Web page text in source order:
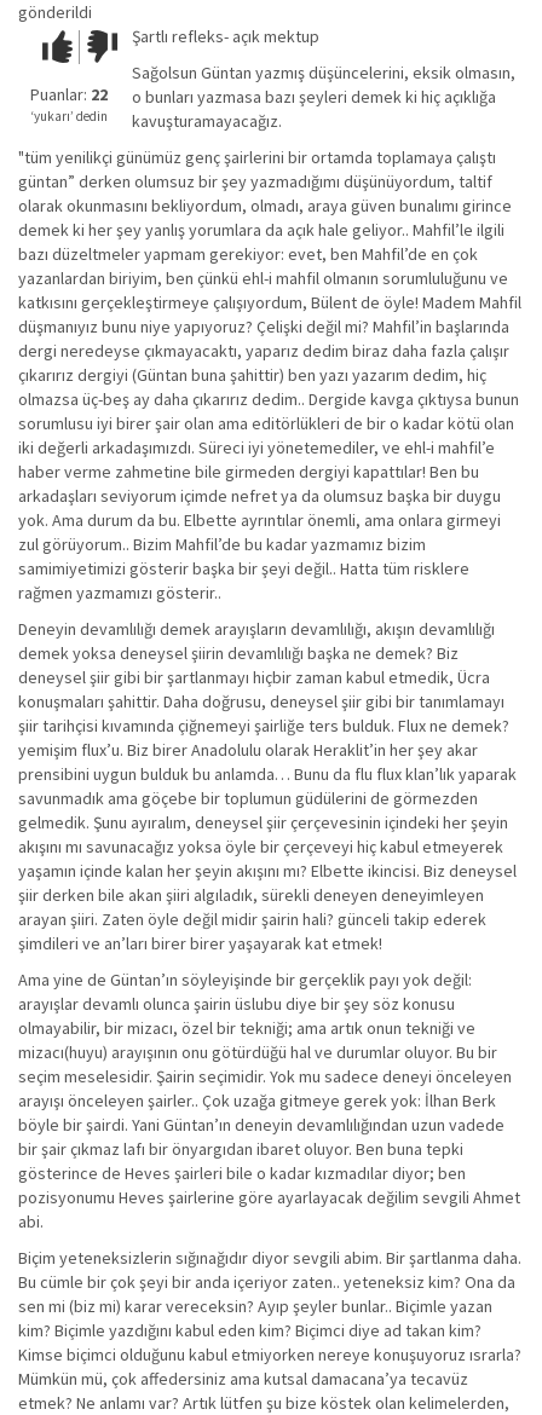
gönderildi
Çok iyi!O
kadar
iyi
değil!
Puanlar: 22
‘yukarı’ dedin
Şartlı refleks- açık mektup
Sağolsun Güntan yazmış düşüncelerini, eksik olmasın,
o bunları yazmasa bazı şeyleri demek ki hiç açıklığa
kavuşturamayacağız.
"tüm yenilikçi günümüz genç şairlerini bir ortamda toplamaya çalıştı
güntan” derken olumsuz bir şey yazmadığımı düşünüyordum, taltif
olarak okunmasını bekliyordum, olmadı, araya güven bunalımı girince
demek ki her şey yanlış yorumlara da açık hale geliyor.. Mahfil’le ilgili
bazı düzeltmeler yapmam gerekiyor: evet, ben Mahfil’de en çok
yazanlardan biriyim, ben çünkü ehl-i mahfil olmanın sorumluluğunu ve
katkısını gerçekleştirmeye çalışıyordum, Bülent de öyle! Madem Mahfil
düşmanıyız bunu niye yapıyoruz? Çelişki değil mi? Mahfil’in başlarında
dergi neredeyse çıkmayacaktı, yaparız dedim biraz daha fazla çalışır
çıkarırız dergiyi (Güntan buna şahittir) ben yazı yazarım dedim, hiç
olmazsa üç-beş ay daha çıkarırız dedim.. Dergide kavga çıktıysa bunun
sorumlusu iyi birer şair olan ama editörlükleri de bir o kadar kötü olan
iki değerli arkadaşımızdı. Süreci iyi yönetemediler, ve ehl-i mahfil’e
haber verme zahmetine bile girmeden dergiyi kapattılar! Ben bu
arkadaşları seviyorum içimde nefret ya da olumsuz başka bir duygu
yok. Ama durum da bu. Elbette ayrıntılar önemli, ama onlara girmeyi
zul görüyorum.. Bizim Mahfil’de bu kadar yazmamız bizim
samimiyetimizi gösterir başka bir şeyi değil.. Hatta tüm risklere
rağmen yazmamızı gösterir..
Deneyin devamlılığı demek arayışların devamlılığı, akışın devamlılığı
demek yoksa deneysel şiirin devamlılığı başka ne demek? Biz
deneysel şiir gibi bir şartlanmayı hiçbir zaman kabul etmedik, Ücra
konuşmaları şahittir. Daha doğrusu, deneysel şiir gibi bir tanımlamayı
şiir tarihçisi kıvamında çiğnemeyi şairliğe ters bulduk. Flux ne demek?
yemişim flux’u. Biz birer Anadolulu olarak Heraklit’in her şey akar
prensibini uygun bulduk bu anlamda… Bunu da flu flux klan’lık yaparak
savunmadık ama göçebe bir toplumun güdülerini de görmezden
gelmedik. Şunu ayıralım, deneysel şiir çerçevesinin içindeki her şeyin
akışını mı savunacağız yoksa öyle bir çerçeveyi hiç kabul etmeyerek
yaşamın içinde kalan her şeyin akışını mı? Elbette ikincisi. Biz deneysel
şiir derken bile akan şiiri algıladık, sürekli deneyen deneyimleyen
arayan şiiri. Zaten öyle değil midir şairin hali? günceli takip ederek
şimdileri ve an’ları birer birer yaşayarak kat etmek!
Ama yine de Güntan’ın söyleyişinde bir gerçeklik payı yok değil:
arayışlar devamlı olunca şairin üslubu diye bir şey söz konusu
olmayabilir, bir mizacı, özel bir tekniği; ama artık onun tekniği ve
mizacı(huyu) arayışının onu götürdüğü hal ve durumlar oluyor. Bu bir
seçim meselesidir. Şairin seçimidir. Yok mu sadece deneyi önceleyen
arayışı önceleyen şairler.. Çok uzağa gitmeye gerek yok: İlhan Berk
böyle bir şairdi. Yani Güntan’ın deneyin devamlılığından uzun vadede
bir şair çıkmaz lafı bir önyargıdan ibaret oluyor. Ben buna tepki
gösterince de Heves şairleri bile o kadar kızmadılar diyor; ben
pozisyonumu Heves şairlerine göre ayarlayacak değilim sevgili Ahmet
abi.
Biçim yeteneksizlerin sığınağıdır diyor sevgili abim. Bir şartlanma daha.
Bu cümle bir çok şeyi bir anda içeriyor zaten.. yeteneksiz kim? Ona da
sen mi (biz mi) karar vereceksin? Ayıp şeyler bunlar.. Biçimle yazan
kim? Biçimle yazdığını kabul eden kim? Biçimci diye ad takan kim?
Kimse biçimci olduğunu kabul etmiyorken nereye konuşuyoruz ısrarla?
Mümkün mü, çok affedersiniz ama kutsal damacana’ya tecavüz
etmek? Ne anlamı var? Artık lütfen şu bize köstek olan kelimelerden,